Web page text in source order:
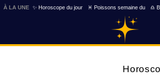
À LA UNE ✨ Horoscope du jour ♓ Poissons semaine du ♎